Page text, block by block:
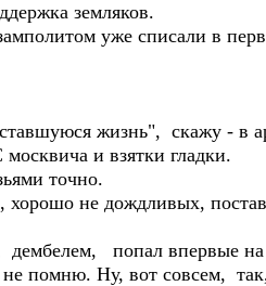
земляков.
уже списали в
жизнь", скажу - в
и взятки гладки.
точно.
не дождливых,
дембелем, попал впервые
помню. Ну, вот совсем,